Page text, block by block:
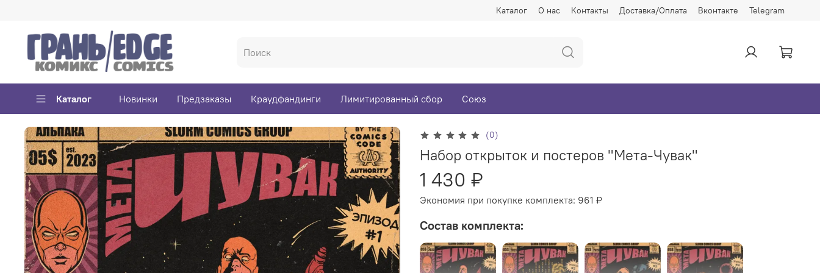
Каталог О нас Контакты Доставка/Оплата Вконтакте Telegram
Каталог Новинки Предзаказы Краудфандинги Лимитированный сбор Союз
(0)
Набор открыток и постеров "Мета-Чувак"
1 430 ₽
Экономия при покупке комплекта: 961 ₽
Состав комплекта: